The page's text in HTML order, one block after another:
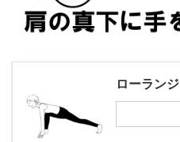
ローランジ